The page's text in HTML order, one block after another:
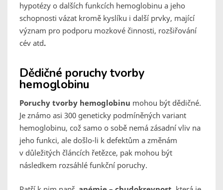
hypotézy o dalších funkcích hemoglobinu a jeho
schopnosti vázat kromě kyslíku i další prvky, mající
význam pro podporu mozkové činnosti, rozšiřování
cév atd.
Dědičné poruchy tvorby
hemoglobinu
Poruchy tvorby hemoglobinu mohou být dědičné.
Je známo asi 300 geneticky podmíněných variant
hemoglobinu, což samo o sobě nemá zásadní vliv na
jeho funkci, ale došlo-li k defektům a změnám
v důležitých článcích řetězce, pak mohou být
následkem rozsáhlé funkční poruchy.